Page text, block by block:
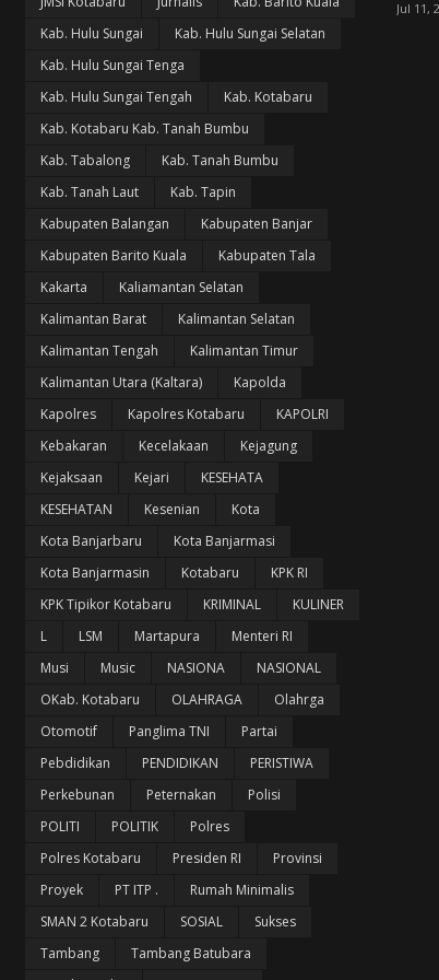
Kab. Hulu Sungai
Kab. Hulu Sungai Selatan
Kab. Hulu Sungai Tenga
Kab. Hulu Sungai Tengah
Kab. Kotabaru
Kab. Kotabaru Kab. Tanah Bumbu
Kab. Tabalong
Kab. Tanah Bumbu
Kab. Tanah Laut
Kab. Tapin
Kabupaten Balangan
Kabupaten Banjar
Kabupaten Barito Kuala
Kabupaten Tala
Kakarta
Kaliamantan Selatan
Kalimantan Barat
Kalimantan Selatan
Kalimantan Tengah
Kalimantan Timur
Kalimantan Utara (Kaltara)
Kapolda
Kapolres
Kapolres Kotabaru
KAPOLRI
Kebakaran
Kecelakaan
Kejagung
Kejaksaan
Kejari
KESEHATA
KESEHATAN
Kesenian
Kota
Kota Banjarbaru
Kota Banjarmasi
Kota Banjarmasin
Kotabaru
KPK RI
KPK Tipikor Kotabaru
KRIMINAL
KULINER
L
LSM Martapura
Menteri RI
Musi
Music NASIONA
NASIONAL
OKab. Kotabaru
OLAHRAGA
Olahrga
Otomotif
Panglima TNI
Partai
Pebdidikan
PENDIDIKAN
PERISTIWA
Perkebunan
Peternakan
Polisi
POLITI
POLITIK
Polres
Polres Kotabaru
Presiden RI
Provinsi
Proyek
PT ITP .
Rumah Minimalis
SMAN 2 Kotabaru
SOSIAL
Sukses
Tambang
Tambang Batubara
Jul 11,